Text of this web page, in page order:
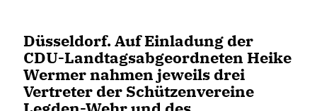
Düsseldorf. Auf Einladung der
CDU-Landtagsabgeordneten Heike
Wermer nahmen jeweils drei
Vertreter der Schützenvereine